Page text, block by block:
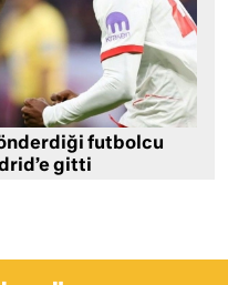
futbolcu
gitti